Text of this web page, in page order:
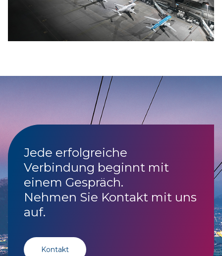
Jede erfolgreiche
Verbindung beginnt mit
einem Gespräch.
Nehmen Sie Kontakt mit uns
auf.
Kontakt